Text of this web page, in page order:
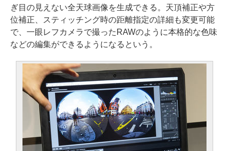
ぎ目の見えない全天球画像を生成できる。天頂補正や方
位補正、スティッチング時の距離指定の詳細も変更可能
で、一眼レフカメラで撮ったRAWのように本格的な色味
などの編集ができるようになるという。